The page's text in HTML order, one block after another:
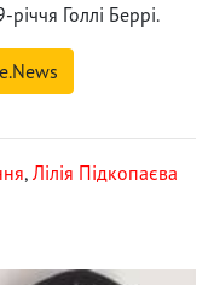
річчя Голлі Беррі.
, Лілія Підкопаєва